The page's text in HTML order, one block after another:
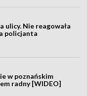
ulicy. Nie reagowała
policjanta
w poznańskim
radny [WIDEO]